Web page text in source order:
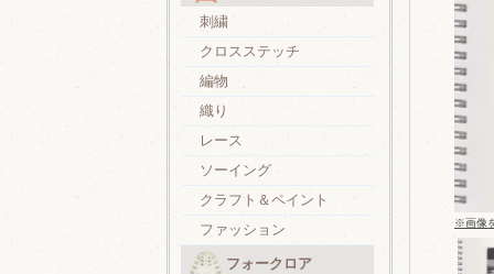
刺繍
クロスステッチ
編物
織り
レース
ソーイング
クラフト＆ペイント
ファッション
フォークロア
※画像